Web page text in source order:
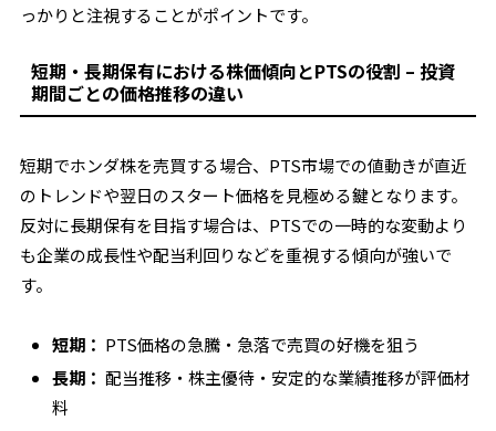
っかりと注視することがポイントです。
短期・長期保有における株価傾向とPTSの役割 – 投資
期間ごとの価格推移の違い
短期でホンダ株を売買する場合、PTS市場での値動きが直近
のトレンドや翌日のスタート価格を見極める鍵となります。
反対に長期保有を目指す場合は、PTSでの一時的な変動より
も企業の成長性や配当利回りなどを重視する傾向が強いで
す。
短期： PTS価格の急騰・急落で売買の好機を狙う
長期： 配当推移・株主優待・安定的な業績推移が評価材
料